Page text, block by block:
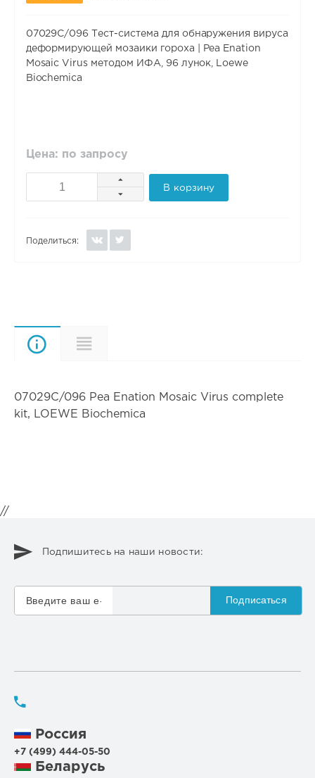
07029C/096 Тест-система для обнаружения вируса
деформирующей мозаики гороха | Pea Enation
Mosaic Virus методом ИФА, 96 лунок, Loewe
Biochemica
Цена: по запросу
В корзину
Поделиться:
Описание
07029C/096 Pea Enation Mosaic Virus complete
kit, LOEWE Biochemica
//
Подпишитесь на наши новости:
Подписаться
Россия
+7 (499) 444-05-50
Беларусь